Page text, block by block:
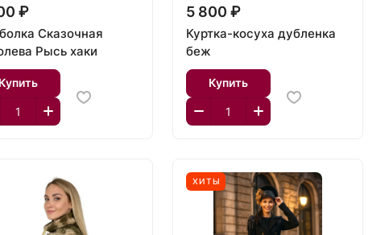
₽
Сказочная
Рысь хаки
Купить
5 800 ₽
Куртка-косуха дубленка
беж
Купить
ХИТЫ